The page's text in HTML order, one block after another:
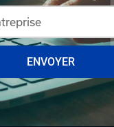
LA CHAMBRE
Appel d'offres
Qui sommes-nous ?
ENVOYER